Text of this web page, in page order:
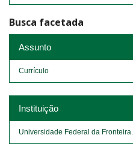
Busca facetada
Assunto
Currículo
Instituição
Universidade Federal da Fronteira...